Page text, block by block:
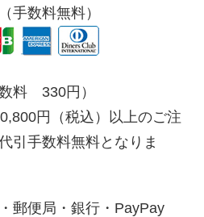
手数料無料）
料 330円）
円（税込）以上のご注
引手数料無料となりま
郵便局・銀行・PayPay